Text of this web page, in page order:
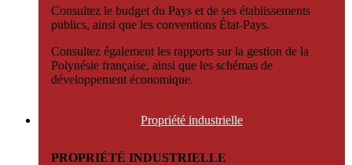
Consultez le budget du Pays et de ses établissements
publics, ainsi que les conventions État-Pays.
Consultez également les rapports sur la gestion de la
Polynésie française, ainsi que les schémas de
développement économique.
Propriété industrielle
PROPRIÉTÉ INDUSTRIELLE